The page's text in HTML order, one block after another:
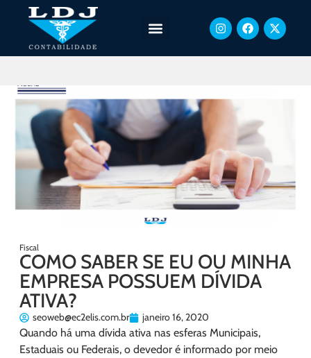
Fiscal
COMO SABER SE EU OU MINHA
EMPRESA POSSUEM DÍVIDA
ATIVA?
seoweb@ec2elis.com.br janeiro 16, 2020
Quando há uma dívida ativa nas esferas Municipais,
Estaduais ou Federais, o devedor é informado por meio